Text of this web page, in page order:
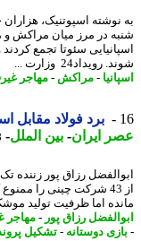
اسپوتنیک، هزاران
در مرز میان مراکش و
سئوتا تجمع کردند و
وزارت ...
-مراکش -مهاجر
برد فولاد مقابل
ایران- بین الملل-8 روز پیش - جمعه 9 مرداد 1405، 21:15
از 43 شرکت چینی را ممنوع
اما ظرفیت تولید موشک و
رزاق پور-مهاجر
دوستانه-تشکیل پرونده